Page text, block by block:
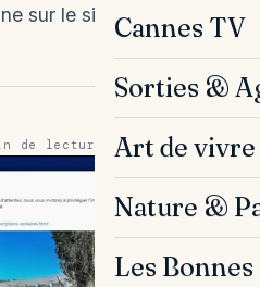
Cannes TV
Sorties &
Art de vivre
Nature &
Les
sur le site de la ville.
de lecture